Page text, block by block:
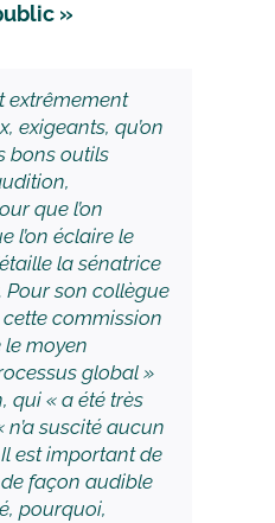
»
extrêmement
exigeants, qu’on
bons outils
que l’on
l’on éclaire le
la sénatrice
Pour son collègue
commission
le moyen
global »
qui « a été très
suscité aucun
est important de
façon audible
pourquoi,